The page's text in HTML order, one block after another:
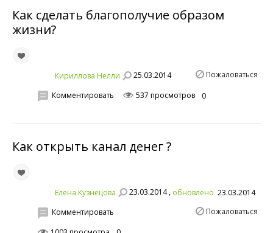
Как сделать благополучие образом
жизни?
Кириллова Нелли 25.03.2014 Пожаловаться
Комментировать 537 просмотров 0
Как открыть канал денег ?
Елена Кузнецова 23.03.2014 , обновлено 23.03.2014
Пожаловаться
Комментировать